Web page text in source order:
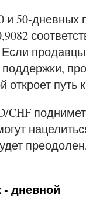
и 50-
продавцы
путь
CHF
дневной